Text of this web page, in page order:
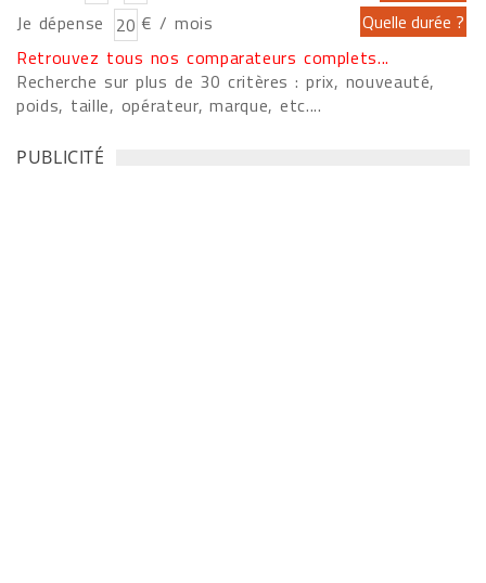
Je dépense
€ / mois
Retrouvez tous nos comparateurs complets...
Recherche sur plus de 30 critères : prix, nouveauté,
poids, taille, opérateur, marque, etc....
PUBLICITÉ